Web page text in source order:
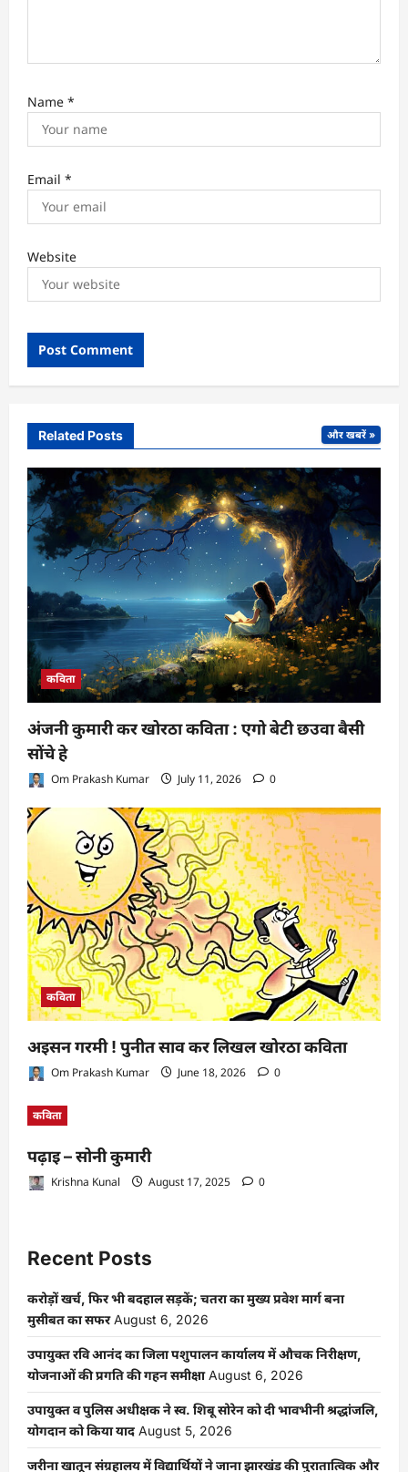
Name *
Email *
Website
Related Posts और खबरें »
कविता
अंजनी कुमारी कर खोरठा कविता : एगो बेटी छउवा बैसी
सोंचे हे
Om Prakash Kumar July 11, 2026 0
कविता
अइसन गरमी ! पुनीत साव कर लिखल खोरठा कविता
Om Prakash Kumar June 18, 2026 0
कविता
पढ़ाइ – सोनी कुमारी
Krishna Kunal August 17, 2025 0
Recent Posts
करोड़ों खर्च, फिर भी बदहाल सड़कें; चतरा का मुख्य प्रवेश मार्ग बना
मुसीबत का सफर August 6, 2026
उपायुक्त रवि आनंद का जिला पशुपालन कार्यालय में औचक निरीक्षण,
योजनाओं की प्रगति की गहन समीक्षा August 6, 2026
उपायुक्त व पुलिस अधीक्षक ने स्व. शिबू सोरेन को दी भावभीनी श्रद्धांजलि,
योगदान को किया याद August 5, 2026
जरीना खातून संग्रहालय में विद्यार्थियों ने जाना झारखंड की पुरातात्विक और